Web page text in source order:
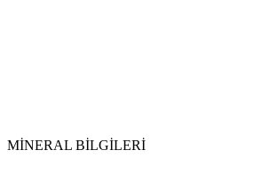
MİNERAL BİLGİLERİ